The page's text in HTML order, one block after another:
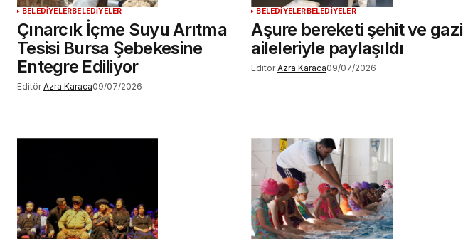
BELEDİYELERBELEDİYELER
Çınarcık İçme Suyu Arıtma
Tesisi Bursa Şebekesine
Entegre Ediliyor
Editör Azra Karaca09/07/2026
BELEDİYELERBELEDİYELER
Aşure bereketi şehit ve gazi
aileleriyle paylaşıldı
Editör Azra Karaca09/07/2026